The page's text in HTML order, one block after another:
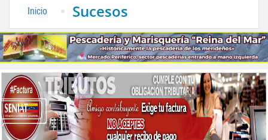
Inicio Sucesos